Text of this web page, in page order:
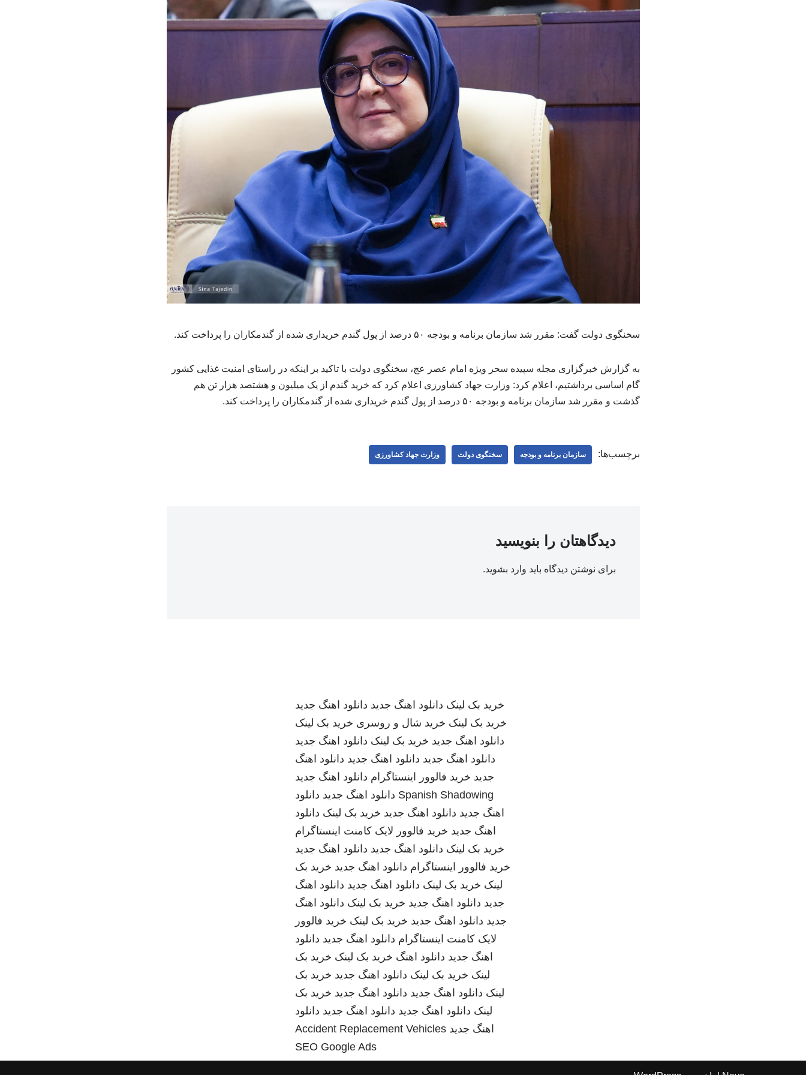
سخنگوی دولت گفت: مقرر شد سازمان برنامه و بودجه ۵۰ درصد از پول گندم خریداری شده از گندمکاران را پرداخت کند.
به گزارش خبرگزاری مجله سپیده سحر ویژه امام عصر عج، سخنگوی دولت با تاکید بر اینکه در راستای امنیت غذایی کشور
گام اساسی برداشتیم، اعلام کرد: وزارت جهاد کشاورزی اعلام کرد که خرید گندم از یک میلیون و هشتصد هزار تن هم
گذشت و مقرر شد سازمان برنامه و بودجه ۵۰ درصد از پول گندم خریداری شده از گندمکاران را پرداخت کند.
برچسب‌ها: سازمان برنامه و بودجه سخنگوی دولت وزارت جهاد کشاورزی
دیدگاهتان را بنویسید
برای نوشتن دیدگاه باید وارد بشوید.
خرید بک لینک دانلود اهنگ جدید دانلود اهنگ جدید
خرید بک لینک خرید شال و روسری خرید بک لینک
دانلود اهنگ جدید خرید بک لینک دانلود اهنگ جدید
دانلود اهنگ جدید دانلود اهنگ جدید دانلود اهنگ
جدید خرید فالوور اینستاگرام دانلود اهنگ جدید
Spanish Shadowing دانلود اهنگ جدید دانلود
اهنگ جدید دانلود اهنگ جدید خرید بک لینک دانلود
اهنگ جدید خرید فالوور لایک کامنت اینستاگرام
خرید بک لینک دانلود اهنگ جدید دانلود اهنگ جدید
خرید فالوور اینستاگرام دانلود اهنگ جدید خرید بک
لینک خرید بک لینک دانلود اهنگ جدید دانلود اهنگ
جدید دانلود اهنگ جدید خرید بک لینک دانلود اهنگ
جدید دانلود اهنگ جدید خرید بک لینک خرید فالوور
لایک کامنت اینستاگرام دانلود اهنگ جدید دانلود
اهنگ جدید دانلود اهنگ خرید بک لینک خرید بک
لینک خرید بک لینک دانلود اهنگ جدید خرید بک
لینک دانلود اهنگ جدید دانلود اهنگ جدید خرید بک
لینک دانلود اهنگ جدید دانلود اهنگ جدید دانلود
اهنگ جدید Accident Replacement Vehicles
SEO Google Ads